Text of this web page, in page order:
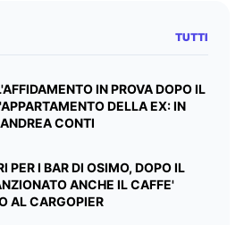
TUTTI
IN PROVA DOPO IL
DELLA EX: IN
CONTI
PER I BAR DI OSIMO, DOPO IL
ANCHE IL CAFFE'
AL CARGOPIER